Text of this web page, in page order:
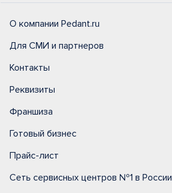
О компании Pedant.ru
Для СМИ и партнеров
Контакты
Реквизиты
Франшиза
Готовый бизнес
Прайс-лист
Сеть сервисных центров №1 в России